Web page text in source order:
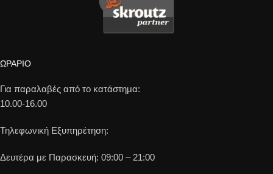
ΩΡΑΡΙΟ
Για παραλαβές από το κατάστημα:
10.00-16.00
Τηλεφωνική Εξυπηρέτηση:
Δευτέρα με Παρασκευή: 09:00 – 21:00